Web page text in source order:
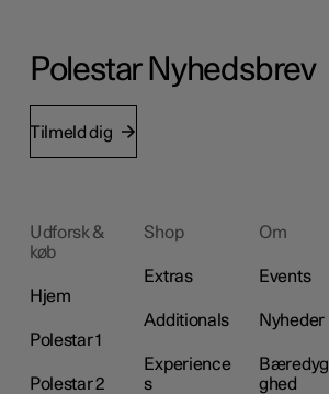
Polestar Nyhedsbrev
Tilmeld dig
Udforsk &
køb
Hjem
Polestar 1
Polestar 2
Shop
Extras
Additionals
Experience
s
Om
Events
Nyheder
ghed